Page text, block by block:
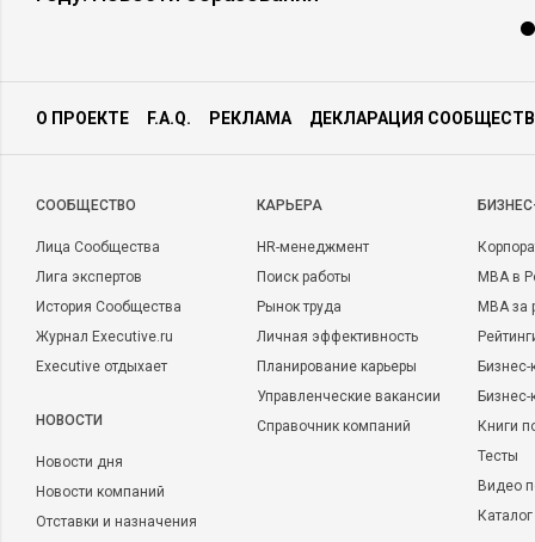
О ПРОЕКТЕ F.A.Q. РЕКЛАМА ДЕКЛАРАЦИЯ
CООБЩЕСТВО
Лица Сообщества
Лига экспертов
История Сообщества
Журнал Executive.ru
Executive отдыхает
НОВОСТИ
Новости дня
Новости компаний
Отставки и назначения
КАРЬЕРА
HR-менеджмент
Поиск работы
Рынок труда
Личная эффективность
Планирование карьеры
Управленческие вакансии
Справочник компаний
MBA в
MBA
Бизнес-
Книги
Тесты
Видео